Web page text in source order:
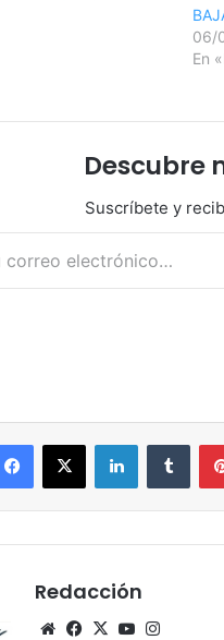
06/
En
Descubre
Suscríbete y
Redacción
Siti Fa
X
Yo